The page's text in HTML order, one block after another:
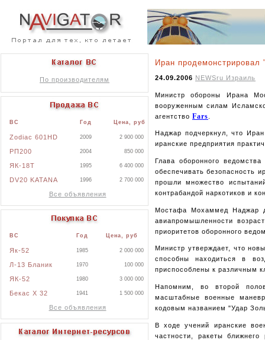
По производителям
ВС Год Цена, руб
Zodiac 601HD 2009 2 900 000
РП200 2004 850 000
ЯК-18Т 1995 6 400 000
DV20 KATANA 1996 2 700 000
Все объявления
ВС Год Цена, руб
Як-52 1985 2 000 000
Л-13 Бланик 1970 100 000
ЯК-52 1980 3 000 000
Бекас X 32 1941 1 500 000
Все объявления
Иран продемонстрировал
24.09.2006 NEWSru Израиль
Министр обороны Ирана
вооруженным силам
агентство Fars
Наджар подчеркнул, что
иранские предприятия
Глава оборонного
обеспечивать безопасность
прошли множество
контрабандой наркотиков и
Мостафа Мохаммед Наджар
авиапромышленности
приоритетов оборонного
Министр утверждает, что
способны находиться в
приспособлены к различным
Напомним, во второй
масштабные военные
кодовым названием "Удар
В ходе учений иранские
частности, ракеты